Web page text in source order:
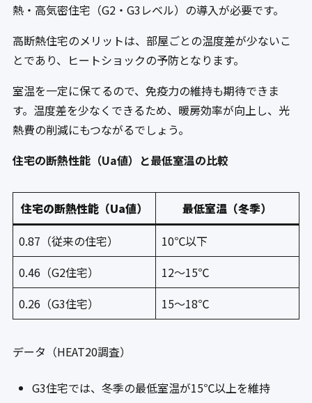
熱・高気密住宅（G2・G3レベル）の導入が必要です。
高断熱住宅のメリットは、部屋ごとの温度差が少ないこ
とであり、ヒートショックの予防となります。
室温を一定に保てるので、免疫力の維持も期待できま
す。温度差を少なくできるため、暖房効率が向上し、光
熱費の削減にもつながるでしょう。
住宅の断熱性能（Ua値）と最低室温の比較
住宅の断熱性能（Ua値）
最低室温（冬季）
0.87（従来の住宅）
10℃以下
0.46（G2住宅）
12～15℃
0.26（G3住宅）
15～18℃
データ（HEAT20調査）
G3住宅では、冬季の最低室温が15℃以上を維持